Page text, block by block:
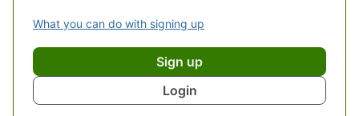
What you can do with signing up
Sign up
Login